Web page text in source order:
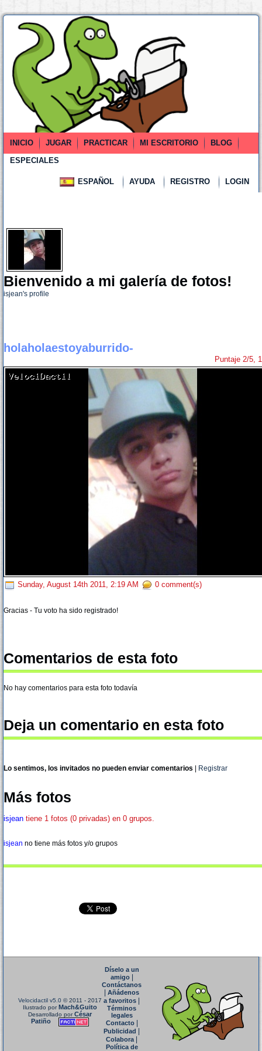
INICIO JUGAR PRACTICAR MI ESCRITORIO
BLOG
ESPECIALES
ESPAÑOL AYUDA REGISTRO LOGIN
Bienvenido a mi galería de fotos!
isjean's profile
holaholaestoyaburrido-
Puntaje 2/5,
Sunday, August 14th 2011, 2:19 AM 0 comment(s)
Gracias - Tu voto ha sido registrado!
Comentarios de esta foto
No hay comentarios para esta foto todavía
Deja un comentario en esta foto
Lo sentimos, los invitados no pueden enviar comentarios Registrar
Más fotos
isjean tiene 1 fotos (0 privadas) en 0 grupos.
isjean no tiene más fotos y/o grupos
Velocidactil v5.0 © 2011 - 2017
Ilustrado porMach&Guito
Desarrollado porCésar
Patiño
Díselo a un
amigo|
Contáctanos
Añádenos
a favoritos
Términos
legales
Contacto|
Publicidad
Colabora|
Política de